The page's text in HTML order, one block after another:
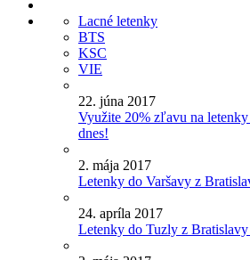
Lacné letenky
BTS
KSC
VIE
22. júna 2017
Využite 20% zľavu na
dnes!
2. mája 2017
Letenky do Varšavy z
24. apríla 2017
Letenky do Tuzly z Bratislavy